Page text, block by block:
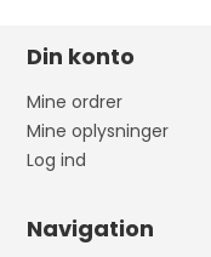
Din konto
Mine ordrer
Mine oplysninger
Log ind
Navigation